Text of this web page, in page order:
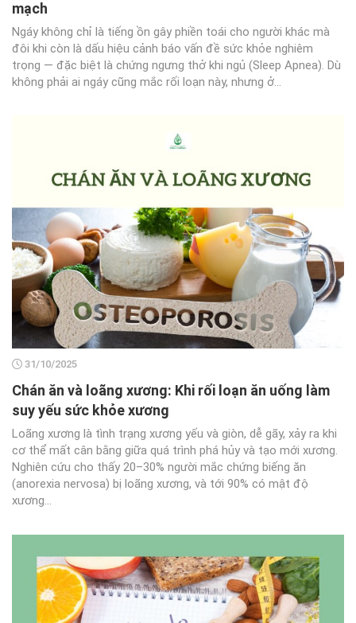
mạch
Ngáy không chỉ là tiếng ồn gây phiền toái cho người khác mà
đôi khi còn là dấu hiệu cảnh báo vấn đề sức khỏe nghiêm
trọng — đặc biệt là chứng ngưng thở khi ngủ (Sleep Apnea). Dù
không phải ai ngáy cũng mắc rối loạn này, nhưng ở...
31/10/2025
Chán ăn và loãng xương: Khi rối loạn ăn uống làm
suy yếu sức khỏe xương
Loãng xương là tình trạng xương yếu và giòn, dễ gãy, xảy ra khi
cơ thể mất cân bằng giữa quá trình phá hủy và tạo mới xương.
Nghiên cứu cho thấy 20–30% người mắc chứng biếng ăn
(anorexia nervosa) bị loãng xương, và tới 90% có mật độ
xương...